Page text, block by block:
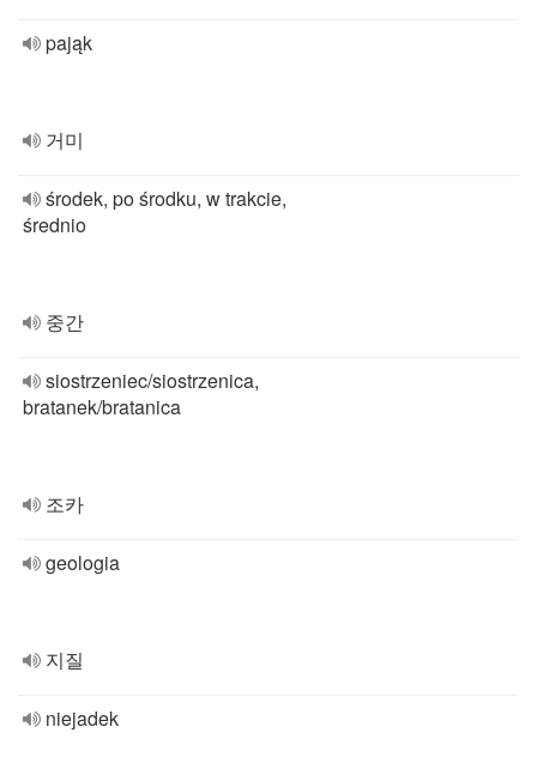
pająk
거미
środek, po środku, w trakcie,
średnio
중간
siostrzeniec/siostrzenica,
bratanek/bratanica
조카
geologia
지질
niejadek